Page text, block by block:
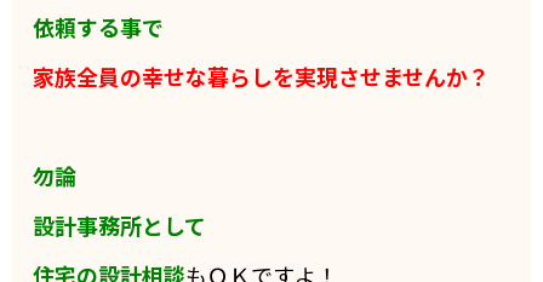
依頼する事で
家族全員の幸せな暮らしを実現させませんか？
勿論
設計事務所として
住宅の設計相談もＯＫですよ！